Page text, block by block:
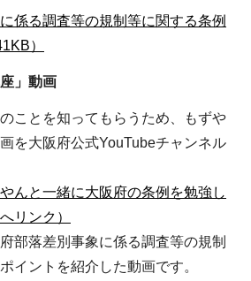
係る調査等の規制等に関する条例
）
」動画
ことを知ってもらうため、もずや
を大阪府公式YouTubeチャンネル
んと一緒に大阪府の条例を勉強し
リンク）
部落差別事象に係る調査等の規制
イントを紹介した動画です。